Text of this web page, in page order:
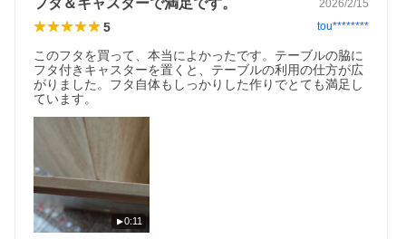
フタ＆キャスターで満足です。 2026/2/15
5 tou********
このフタを買って、本当によかったです。テーブルの脇に
フタ付きキャスターを置くと、テーブルの利用の仕方が広
がりました。フタ自体もしっかりした作りでとても満足し
ています。
0:11